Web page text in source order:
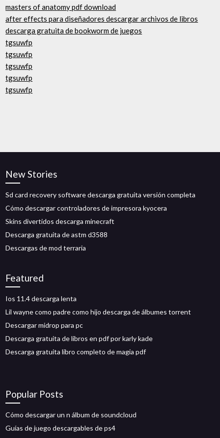
masters of anatomy pdf download
after effects para diseñadores descargar archivos de libros
descarga gratuita de bookworm de juegos
tgsuwfp
tgsuwfp
tgsuwfp
tgsuwfp
tgsuwfp
New Stories
Sd card recovery software descarga gratuita versión completa
Cómo descargar controladores de impresora kyocera
Skins divertidos descarga minecraft
Descarga gratuita de astm d3588
Descargas de mod terraria
Featured
Ios 11.4 descarga lenta
Lil wayne como padre como hijo descarga de álbumes torrent
Descargar midrop para pc
Descarga gratuita de libros en pdf por karly kade
Descarga gratuita libro completo de magia pdf
Popular Posts
Cómo descargar un n álbum de soundcloud
Guías de juego descargables de ps4